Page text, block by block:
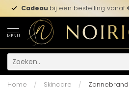
Cadeau bij een bestelling vanaf
MENU
Home / Skincare / Zonnebrand